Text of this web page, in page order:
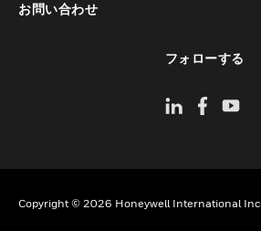
お問い合わせ
フォローする
Copyright © 2026 Honeywell International Inc